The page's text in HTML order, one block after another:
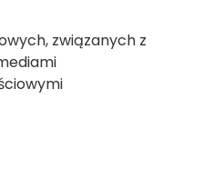
związanych z